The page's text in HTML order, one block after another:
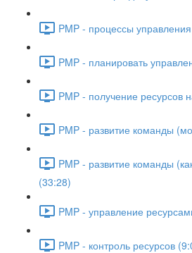
PMP - процессы
PMP - планировать
PMP - получение ресурсов
PMP - развитие команды
PMP - развитие команды
(33:28)
PMP - управление
PMP - контроль ресурсов